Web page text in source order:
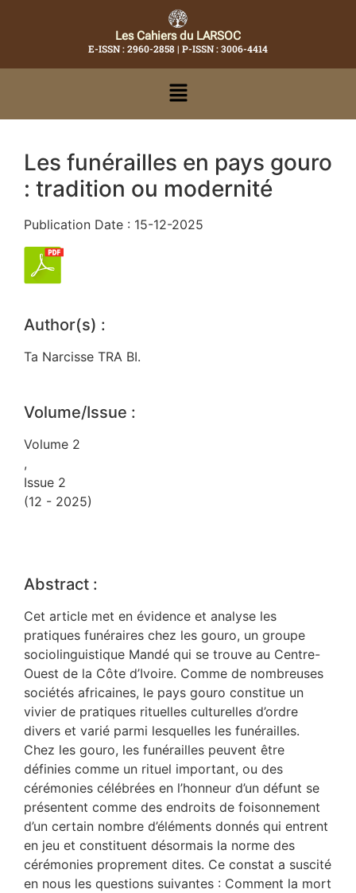
Les Cahiers du LARSOC
E-ISSN : 2960-2858 | P-ISSN : 3006-4414
Les funérailles en pays gouro
: tradition ou modernité
Publication Date : 15-12-2025
Author(s) :
Ta Narcisse TRA BI.
Volume/Issue :
Volume 2
,
Issue 2
(12 - 2025)
Abstract :
Cet article met en évidence et analyse les
pratiques funéraires chez les gouro, un groupe
sociolinguistique Mandé qui se trouve au Centre-
Ouest de la Côte d’Ivoire. Comme de nombreuses
sociétés africaines, le pays gouro constitue un
vivier de pratiques rituelles culturelles d’ordre
divers et varié parmi lesquelles les funérailles.
Chez les gouro, les funérailles peuvent être
définies comme un rituel important, ou des
cérémonies célébrées en l’honneur d’un défunt se
présentent comme des endroits de foisonnement
d’un certain nombre d’éléments donnés qui entrent
en jeu et constituent désormais la norme des
cérémonies proprement dites. Ce constat a suscité
en nous les questions suivantes : Comment la mort